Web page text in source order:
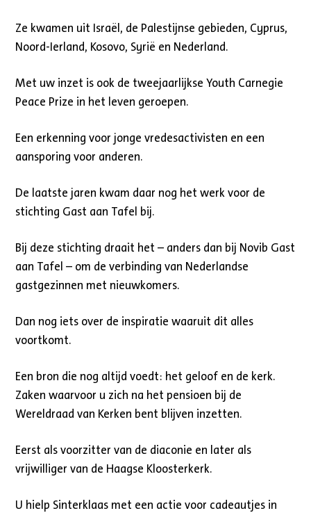
Ze kwamen uit Israël, de Palestijnse gebieden, Cyprus,
Noord-Ierland, Kosovo, Syrië en Nederland.
Met uw inzet is ook de tweejaarlijkse Youth Carnegie
Peace Prize in het leven geroepen.
Een erkenning voor jonge vredesactivisten en een
aansporing voor anderen.
De laatste jaren kwam daar nog het werk voor de
stichting Gast aan Tafel bij.
Bij deze stichting draait het – anders dan bij Novib Gast
aan Tafel – om de verbinding van Nederlandse
gastgezinnen met nieuwkomers.
Dan nog iets over de inspiratie waaruit dit alles
voortkomt.
Een bron die nog altijd voedt: het geloof en de kerk.
Zaken waarvoor u zich na het pensioen bij de
Wereldraad van Kerken bent blijven inzetten.
Eerst als voorzitter van de diaconie en later als
vrijwilliger van de Haagse Kloosterkerk.
U hielp Sinterklaas met een actie voor cadeautjes in